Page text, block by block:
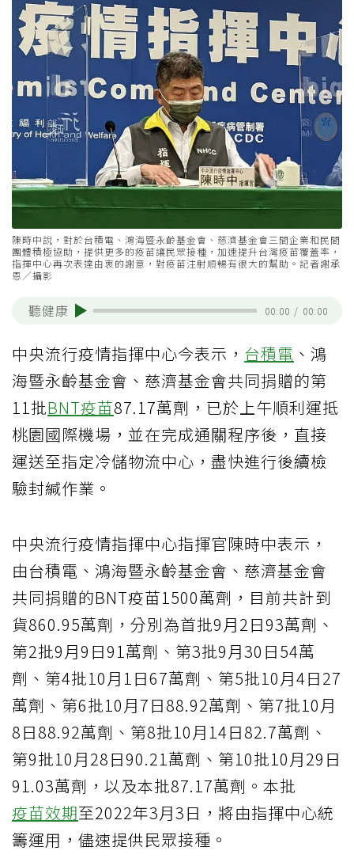
陳時中說，對於台積電、鴻海暨永齡基金會、慈濟基金會三間企業和民間
團體積極協助，提供更多的疫苗讓民眾接種，加速提升台灣疫苗覆蓋率，
指揮中心再次表達由衷的謝意，對疫苗注射順暢有很大的幫助。記者謝承
恩／攝影
聽健康 00:00 / 00:00
中央流行疫情指揮中心今表示， 台積電 、鴻
海暨永齡基金會、慈濟基金會共同捐贈的第
11批BNT疫苗87.17萬劑，已於上午順利運抵
桃園國際機場，並在完成通關程序後，直接
運送至指定冷儲物流中心，盡快進行後續檢
驗封緘作業。
中央流行疫情指揮中心指揮官陳時中表示，
由台積電、鴻海暨永齡基金會、慈濟基金會
共同捐贈的BNT疫苗1500萬劑，目前共計到
貨860.95萬劑，分別為首批9月2日93萬劑、
第2批9月9日91萬劑、第3批9月30日54萬
劑、第4批10月1日67萬劑、第5批10月4日27
萬劑、第6批10月7日88.92萬劑、第7批10月
8日88.92萬劑、第8批10月14日82.7萬劑、
第9批10月28日90.21萬劑、第10批10月29日
91.03萬劑，以及本批87.17萬劑。本批
疫苗效期至2022年3月3日，將由指揮中心統
籌運用，儘速提供民眾接種。